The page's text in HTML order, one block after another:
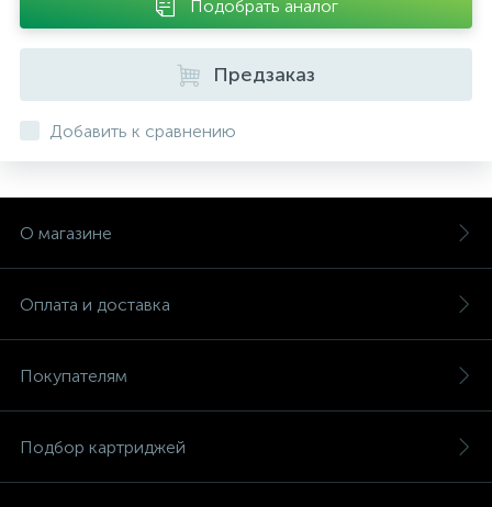
Подобрать аналог
Предзаказ
Добавить к сравнению
О магазине
Оплата и доставка
Покупателям
Подбор картриджей